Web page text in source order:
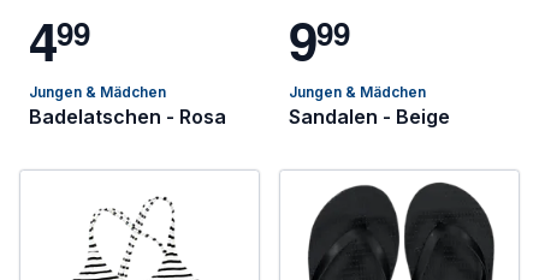
499
Jungen & Mädchen
Badelatschen - Rosa
999
Jungen & Mädchen
Sandalen - Beige